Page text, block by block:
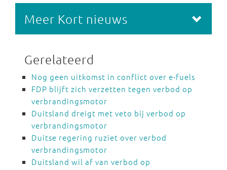
Meer Kort nieuws
Gerelateerd
Nog geen uitkomst in conflict over e-fuels
FDP blijft zich verzetten tegen verbod op
verbrandingsmotor
Duitsland dreigt met veto bij verbod op
verbrandingsmotor
Duitse regering ruziet over verbod
verbrandingsmotor
Duitsland wil af van verbod op